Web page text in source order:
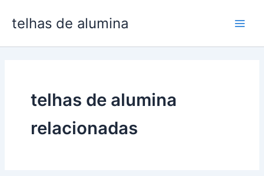
para
conteúdo
telhas de alumina
telhas de alumina
relacionadas